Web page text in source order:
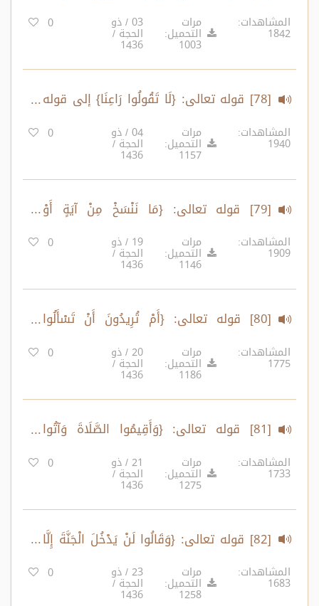
تَقُولُوا رَاعِنَا وَقُولُوا انْظُرْنَا..}
المشاهدات:
1842
مرات
التحميل:
1003
03 / ذو
الحجة /
1436
0
[78] قوله تعالى: {لَا تَقُولُوا رَاعِنَا} إلى قوله
تعالى: {وَاللَّهُ ذُو الْفَضْلِ الْعَظِيمِ}
المشاهدات:
1940
مرات
التحميل:
1157
04 / ذو
الحجة /
1436
0
[79] قوله تعالى: {مَا نَنْسَخْ مِنْ آيَةٍ أَوْ
نُنْسِهَا..} إلى قوله تعالى: {وَمَا لَكُمْ مِنْ دُونِ
اللَّهِ مِنْ وَلِيٍّ وَلَا نَصِيرٍ}
المشاهدات:
1909
مرات
التحميل:
1146
19 / ذو
الحجة /
1436
0
[80] قوله تعالى: {أَمْ تُرِيدُونَ أَنْ تَسْأَلُوا
رَسُولَكُمْ..} إلى قوله تعالى: {إِنَّ اللَّهَ عَلَى
كُلِّ شَيْءٍ قَدِيرٌ}
المشاهدات:
1775
مرات
التحميل:
1186
20 / ذو
الحجة /
1436
0
[81] قوله تعالى: {وَأَقِيمُوا الصَّلَاةَ وَآتُوا
الزَّكَاةَ..}
المشاهدات:
1733
مرات
التحميل:
1275
21 / ذو
الحجة /
1436
0
[82] قوله تعالى: {وَقَالُوا لَنْ يَدْخُلَ الْجَنَّةَ إِلَّا
مَنْ كَانَ هُودًا أَوْ نَصَارَى..} إلى قوله تعالى:
{وَلَا هُمْ يَحْزَنُونَ}
المشاهدات:
1683
مرات
التحميل:
1258
23 / ذو
الحجة /
1436
0